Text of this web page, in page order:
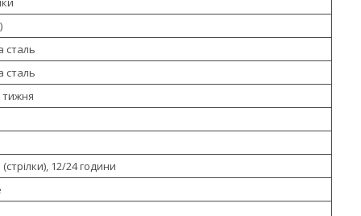
сталь
сталь
тижня
12/24 години